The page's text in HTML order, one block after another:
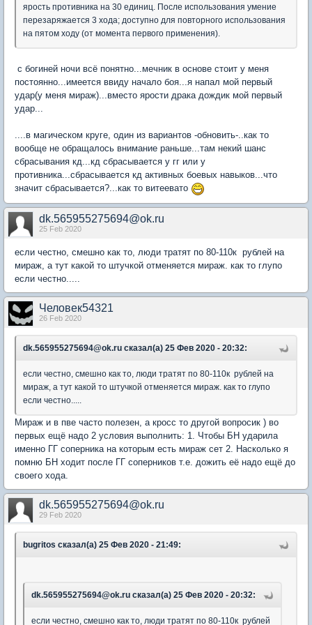
ярость противника на 30 единиц. После использования умение
перезаряжается 3 хода; доступно для повторного использования
на пятом ходу (от момента первого применения).
с богиней ночи всё понятно...мечник в основе стоит у меня
постоянно...имеется ввиду начало боя...я напал мой первый
удар(у меня мираж)...вместо ярости драка дождик мой первый
удар...
....в магическом круге, один из вариантов -обновить-..как то
вообще не обращалось внимание раньше...там некий шанс
сбрасывания кд...кд сбрасывается у гг или у
противника...сбрасывается кд активных боевых навыков...что
значит сбрасывается?...как то витеевато
dk.565955275694@ok.ru
25 Feb 2020
если честно, смешно как то, люди тратят по 80-110к рублей на
мираж, а тут какой то штучкой отменяется мираж. как то глупо
если честно.....
Человек54321
26 Feb 2020
dk.565955275694@ok.ru сказал(а) 25 Фев 2020 - 20:32:
если честно, смешно как то, люди тратят по 80-110к рублей на
мираж, а тут какой то штучкой отменяется мираж. как то глупо
если честно.....
Мираж и в пве часто полезен, а кросс то другой вопросик ) во
первых ещё надо 2 условия выполнить: 1. Чтобы БН ударила
именно ГГ соперника на которым есть мираж сет 2. Насколько я
помню БН ходит после ГГ соперников т.е. дожить её надо ещё до
своего хода.
dk.565955275694@ok.ru
29 Feb 2020
bugritos сказал(а) 25 Фев 2020 - 21:49:
dk.565955275694@ok.ru сказал(а) 25 Фев 2020 - 20:32:
если честно, смешно как то, люди тратят по 80-110к рублей